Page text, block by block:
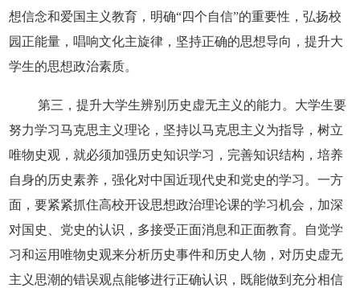
想信念和爱国主义教育，明确“四个自信”的重要性，弘扬校
园正能量，唱响文化主旋律，坚持正确的思想导向，提升大
学生的思想政治素质。
第三，提升大学生辨别历史虚无主义的能力。大学生要
努力学习马克思主义理论，坚持以马克思主义为指导，树立
唯物史观，就必须加强历史知识学习，完善知识结构，培养
自身的历史素养，强化对中国近现代史和党史的学习。一方
面，要紧紧抓住高校开设思想政治理论课的学习机会，加深
对国史、党史的认识，多接受正面消息和正面教育。自觉学
习和运用唯物史观来分析历史事件和历史人物，对历史虚无
主义思潮的错误观点能够进行正确认识，既能做到充分相信